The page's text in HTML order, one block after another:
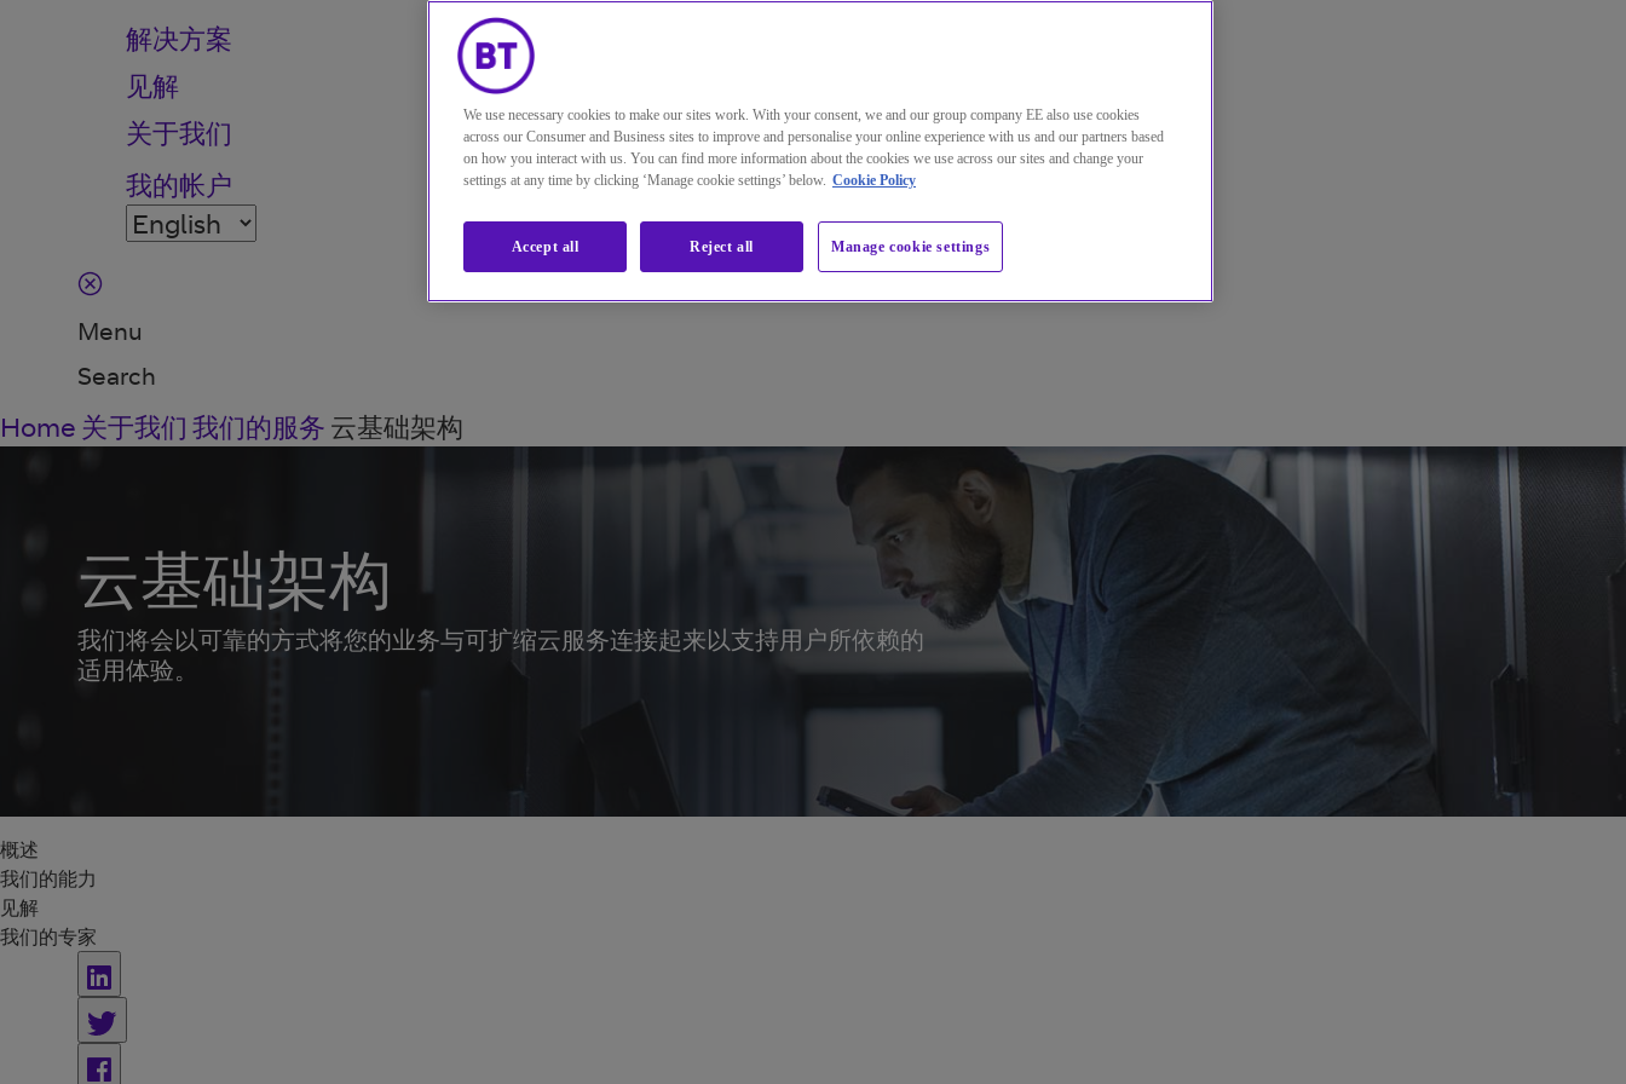
解决方案
见解
关于我们
我的帐户
Menu
Search
Home 关于我们 我们的服务 云基础架构
云基础架构
我们将会以可靠的方式将您的业务与可扩缩云服务连接起来以支持用户所依赖的
适用体验。
概述
我们的能力
见解
我们的专家
We use necessary cookies to make our sites work. With your consent, we and our group company EE also use cookies
across our Consumer and Business sites to improve and personalise your online experience with us and our partners based
on how you interact with us. You can find more information about the cookies we use across our sites and change your
settings at any time by clicking ‘Manage cookie settings’ below. Cookie Policy
Manage cookie settings
Reject all
Accept all